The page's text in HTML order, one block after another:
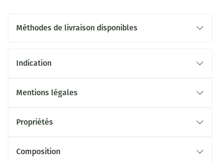
Méthodes de livraison disponibles
Indication
Mentions légales
Propriétés
Composition